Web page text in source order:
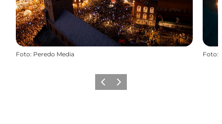
Foto: Peredo Media Foto:
ForrigeNæste